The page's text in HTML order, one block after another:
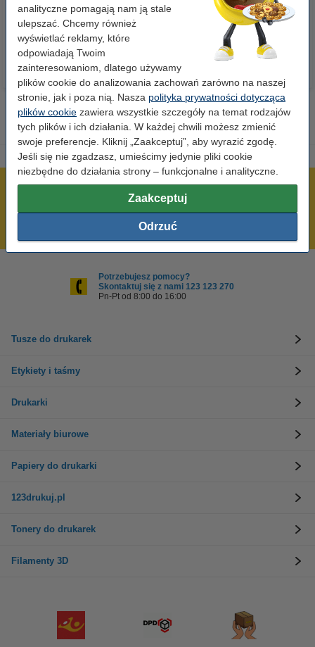
analityczne pomagają nam ją stale
ulepszać. Chcemy również
wyświetlać reklamy, które
odpowiadają Twoim
zainteresowaniom, dlatego używamy
plików cookie do analizowania zachowań zarówno na naszej
stronie, jak i poza nią. Nasza polityka prywatności dotycząca
plików cookie zawiera wszystkie szczegóły na temat rodzajów
tych plików i ich działania. W każdej chwili możesz zmienić
swoje preferencje. Kliknij „Zaakceptuj”, aby wyrazić zgodę.
Jeśli się nie zgadzasz, umieścimy jedynie pliki cookie
niezbędne do działania strony – funkcjonalne i analityczne.
Zaakceptuj
Odrzuć
23,00 zł z VAT 110,00 zł z VAT
600 tysięcy zadowolonych klientów
Potrzebujesz pomocy?
Skontaktuj się z nami 123 123 270
Pn-Pt od 8:00 do 16:00
Tusze do drukarek
Etykiety i taśmy
Drukarki
Materiały biurowe
Papiery do drukarki
123drukuj.pl
Tonery do drukarek
Filamenty 3D